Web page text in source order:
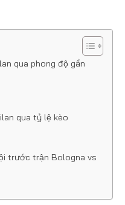
qua phong độ gần
qua tỷ lệ kèo
trước trận Bologna vs